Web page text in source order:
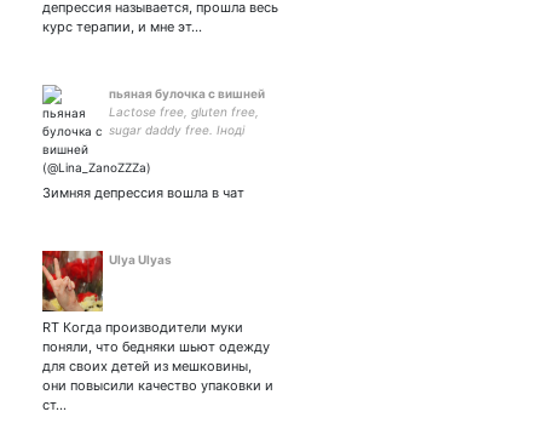
депрессия называется, прошла весь
курс терапии, и мне эт…
пьяная булочка с вишней
Lactose free, gluten free,
sugar daddy free. Іноді
серці ⏬
Зимняя депрессия вошла в чат
Ulya Ulyas
RT Когда производители муки
поняли, что бедняки шьют одежду
для своих детей из мешковины,
они повысили качество упаковки и
ст…